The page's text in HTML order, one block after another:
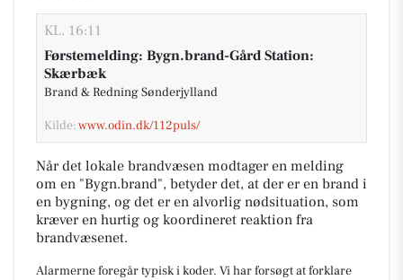
KL. 16:11
Førstemelding: Bygn.brand-Gård Station:
Skærbæk
Brand & Redning Sønderjylland
Kilde:www.odin.dk/112puls/
Når det lokale brandvæsen modtager en melding
om en "Bygn.brand", betyder det, at der er en brand i
en bygning, og det er en alvorlig nødsituation, som
kræver en hurtig og koordineret reaktion fra
brandvæsenet.
Alarmerne foregår typisk i koder. Vi har forsøgt at forklare